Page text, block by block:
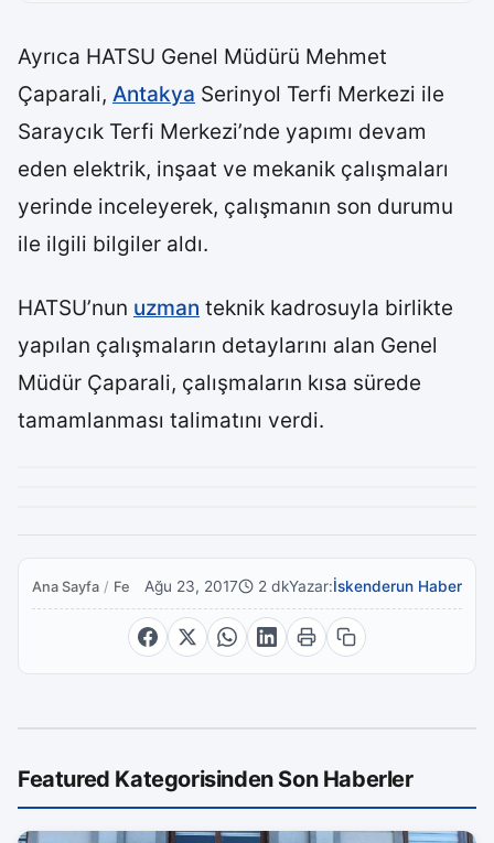
Ayrıca HATSU Genel Müdürü Mehmet
Çaparali, Antakya Serinyol Terfi Merkezi ile
Saraycık Terfi Merkezi’nde yapımı devam
eden elektrik, inşaat ve mekanik çalışmaları
yerinde inceleyerek, çalışmanın son durumu
ile ilgili bilgiler aldı.
HATSU’nun uzman teknik kadrosuyla birlikte
yapılan çalışmaların detaylarını alan Genel
Müdür Çaparali, çalışmaların kısa sürede
tamamlanması talimatını verdi.
Ana Sayfa / FeaturedAğu 23, 2017 2 dkYazar:İskenderun Haber
Featured Kategorisinden Son Haberler